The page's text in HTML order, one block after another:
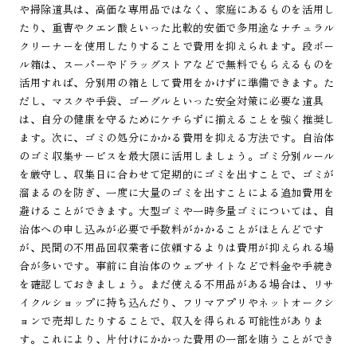
や掃除道具は、高価な専用品ではなく、家庭にあるものを活用し
たり、重曹やクエン酸といった比較的安価で多用途なナチュラル
クリーナーを使用したりすることで費用を抑えられます。段ボー
ル箱は、スーパーやドラッグストアなどで無料でもらえるものを
活用すれば、分別用の箱として費用をかけずに準備できます。た
だし、マスクや手袋、ゴーグルといった安全対策に必要な道具
は、自分の健康を守るためにケチらずに揃えることを強く推奨し
ます。次に、ゴミの処分にかかる費用を抑える方法です。自治体
のゴミ収集サービスを最大限に活用しましょう。ゴミ分別ルール
を厳守し、収集日に合わせて定期的にゴミを出すことで、ゴミが
溜まるのを防ぎ、一度に大量のゴミを出すことによる追加費用を
避けることができます。大型ゴミや一時多量ゴミについては、自
治体への申し込みが必要で手数料がかかることがほとんどです
が、民間の不用品回収業者に依頼するよりは費用が抑えられる場
合が多いです。事前に自治体のウェブサイトなどで料金や手続き
を確認しておきましょう。まだ使える不用品がある場合は、リサ
イクルショップに持ち込んだり、フリマアプリやネットオークシ
ョンで売却したりすることで、収入を得られる可能性がありま
す。これにより、片付けにかかった費用の一部を賄うことができ